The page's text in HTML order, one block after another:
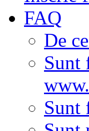
FAQ
De
Sunt
Sunt